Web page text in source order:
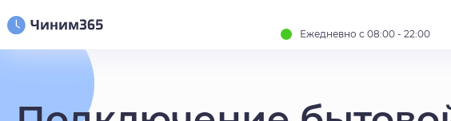
Ежедневно с 08:00 - 22:00